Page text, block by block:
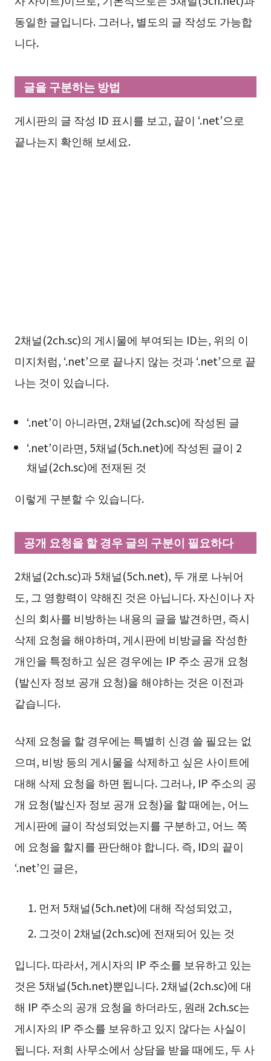
동일한 글입니다. 그러나, 별도의 글 작성도 가능합
니다.
글을 구분하는 방법
게시판의 글 작성 ID 표시를 보고, 끝이 ‘.net’으로
끝나는지 확인해 보세요.
2채널(2ch.sc)의 게시물에 부여되는 ID는, 위의 이
미지처럼, ‘.net’으로 끝나지 않는 것과 ‘.net’으로 끝
나는 것이 있습니다.
‘.net’이 아니라면, 2채널(2ch.sc)에 작성된 글
‘.net’이라면, 5채널(5ch.net)에 작성된 글이 2
채널(2ch.sc)에 전재된 것
이렇게 구분할 수 있습니다.
공개 요청을 할 경우 글의 구분이 필요하다
2채널(2ch.sc)과 5채널(5ch.net), 두 개로 나뉘어
도, 그 영향력이 약해진 것은 아닙니다. 자신이나 자
신의 회사를 비방하는 내용의 글을 발견하면, 즉시
삭제 요청을 해야하며, 게시판에 비방글을 작성한
개인을 특정하고 싶은 경우에는 IP 주소 공개 요청
(발신자 정보 공개 요청)을 해야하는 것은 이전과
같습니다.
삭제 요청을 할 경우에는 특별히 신경 쓸 필요는 없
으며, 비방 등의 게시물을 삭제하고 싶은 사이트에
대해 삭제 요청을 하면 됩니다. 그러나, IP 주소의 공
개 요청(발신자 정보 공개 요청)을 할 때에는, 어느
게시판에 글이 작성되었는지를 구분하고, 어느 쪽
에 요청을 할지를 판단해야 합니다. 즉, ID의 끝이
‘.net’인 글은,
먼저 5채널(5ch.net)에 대해 작성되었고,
그것이 2채널(2ch.sc)에 전재되어 있는 것
입니다. 따라서, 게시자의 IP 주소를 보유하고 있는
것은 5채널(5ch.net)뿐입니다. 2채널(2ch.sc)에 대
해 IP 주소의 공개 요청을 하더라도, 원래 2ch.sc는
게시자의 IP 주소를 보유하고 있지 않다는 사실이
됩니다. 저희 사무소에서 상담을 받을 때에도, 두 사